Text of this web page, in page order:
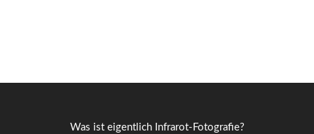
Was ist eigentlich Infrarot-Fotografie?